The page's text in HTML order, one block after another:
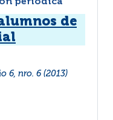
de
6, nro. 6 (2013)